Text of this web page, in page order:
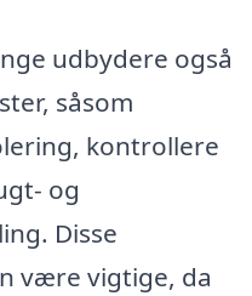
udbydere også
såsom
kontrollere
og
Disse
være vigtige, da